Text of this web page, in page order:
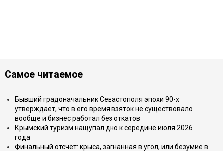
Самое читаемое
Бывший градоначальник Севастополя эпохи 90-х
утверждает, что в его время взяток не существовало
вообще и бизнес работал без откатов
Крымский туризм нащупал дно к середине июля 2026
года
Финальный отсчёт: крыса, загнанная в угол, или безумие в